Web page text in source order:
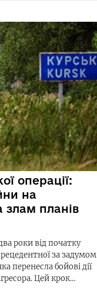
операції:
на
злам планів
роки від початку
за задумом
перенесла бойові дії
Цей крок…